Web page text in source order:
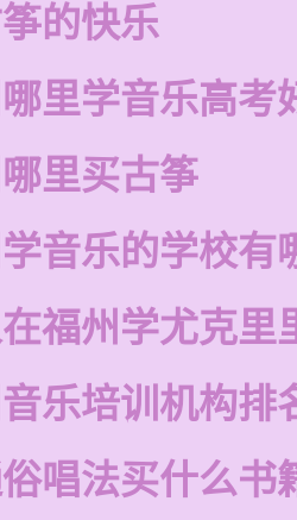
的快乐
里学音乐高考
里买古筝
音乐的学校有
福州学尤克里
乐培训机构排
唱法买什么书